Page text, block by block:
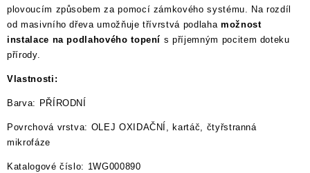
plovoucím způsobem za pomocí zámkového systému. Na rozdíl
od masivního dřeva umožňuje třívrstvá podlaha možnost
instalace na podlahového topení s příjemným pocitem doteku
přírody.
Vlastnosti:
Barva: PŘÍRODNÍ
Povrchová vrstva: OLEJ OXIDAČNÍ, kartáč, čtyřstranná
mikrofáze
Katalogové číslo: 1WG000890